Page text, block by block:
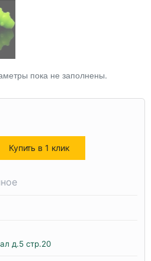
пока не заполнены.
Купить в 1 клик
д.5 стр.20